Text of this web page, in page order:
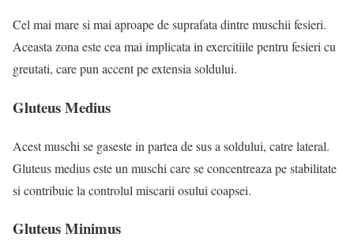
Cel mai mare si mai aproape de suprafata dintre muschii fesieri.
Aceasta zona este cea mai implicata in exercitiile pentru fesieri cu
greutati, care pun accent pe extensia soldului.
Gluteus Medius
Acest muschi se gaseste in partea de sus a soldului, catre lateral.
Gluteus medius este un muschi care se concentreaza pe stabilitate
si contribuie la controlul miscarii osului coapsei.
Gluteus Minimus